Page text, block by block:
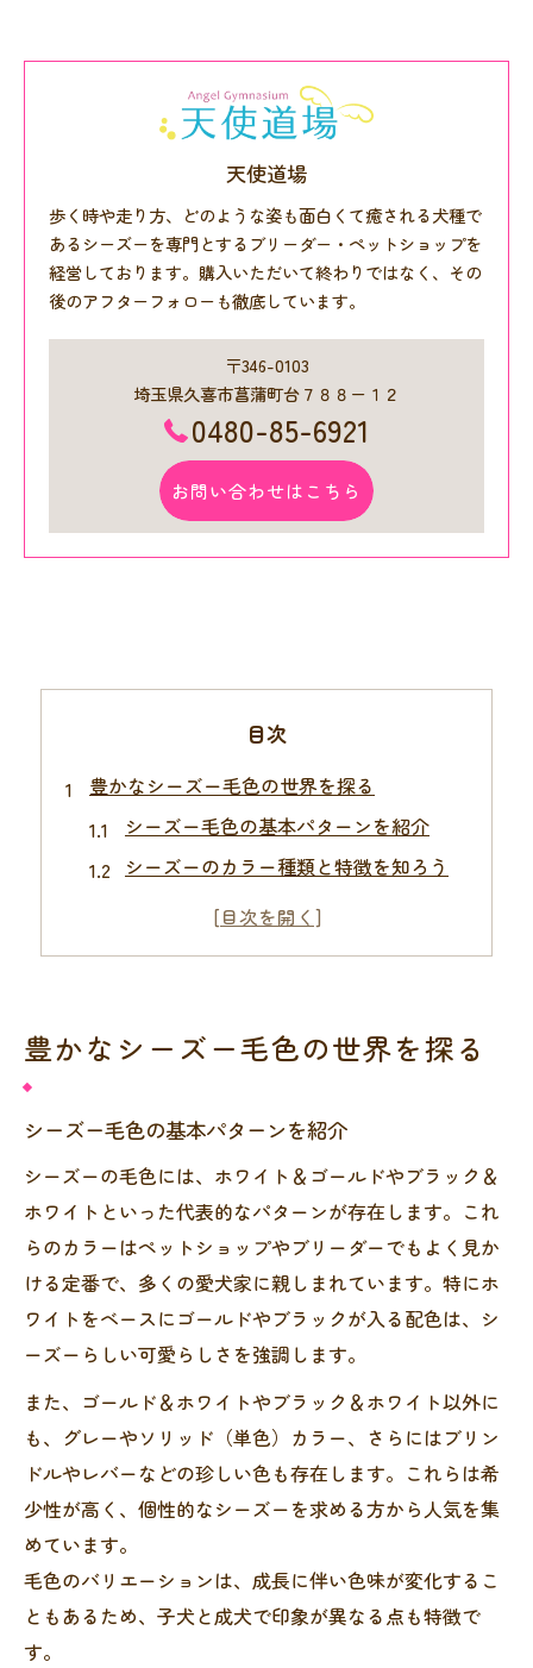
天使道場
歩く時や走り方、どのような姿も面白くて癒される犬種で
あるシーズーを専門とするブリーダー・ペットショップを
経営しております。購入いただいて終わりではなく、その
後のアフターフォローも徹底しています。
〒346-0103
埼玉県久喜市菖蒲町台７８８ー１２
0480-85-6921
お問い合わせはこちら
目次
豊かなシーズー毛色の世界を探る
シーズー毛色の基本パターンを紹介
シーズーのカラー種類と特徴を知ろう
定番から珍しい色までシーズー解説
珍しいシーズーの色に出会う楽しみ
シーズーの珍しい毛色を探す楽しみ方
ソリッドやグレーなど希少色の特徴
シーズー珍しい色に出会える方法
ブリーダーが語る珍しいシーズーカラー
シーズーのレアな毛色とは何か徹底分析
シーズー珍しい色の定義と実例を紹介
ブリンドルやマホガニーの個性解説
シーズーで人気の希少カラーとは
シーズー毛色ランキングの珍色分析
レアなシーズー毛色の遺伝的特徴
ソリッドカラーをもつシーズーの特徴紹介
シーズーソリッドカラーの魅力を解説
単色シーズーの違いと個性を知ろう
ソリッドシーズーの特徴と育て方
豊かなシーズー毛色の世界を探る
シーズー毛色の基本パターンを紹介
シーズーの毛色には、ホワイト＆ゴールドやブラック＆
ホワイトといった代表的なパターンが存在します。これ
らのカラーはペットショップやブリーダーでもよく見か
ける定番で、多くの愛犬家に親しまれています。特にホ
ワイトをベースにゴールドやブラックが入る配色は、シ
ーズーらしい可愛らしさを強調します。
また、ゴールド＆ホワイトやブラック＆ホワイト以外に
も、グレーやソリッド（単色）カラー、さらにはブリン
ドルやレバーなどの珍しい色も存在します。これらは希
少性が高く、個性的なシーズーを求める方から人気を集
めています。
毛色のバリエーションは、成長に伴い色味が変化するこ
ともあるため、子犬と成犬で印象が異なる点も特徴で
す。